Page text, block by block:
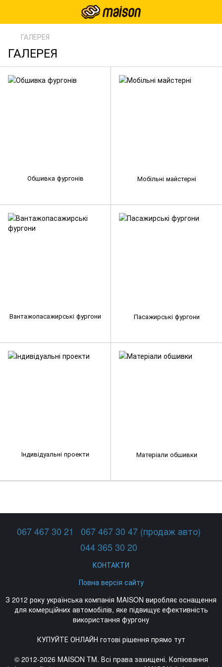
ГАЛЕРЕЯ
ГАЛЕРЕЯ
Обшивка фургонів Мобільні майстерні
Вантажопасажирські фургони Пасажирські фургони
Індивідуальні проекти Матеріали обшивки
067 467 30 21
067 467 30 47 (продаж авто)
044 365 30 20
КОНТАКТИ
Повна версія сайту
З 2012 року українська компанія MAISON виробляє оснащення
для комерційних автомобілів, яке підвищує ефективність
використання фургону
КУПУЙТЕ ОНЛАЙН готові рішення прямо тут
© 2012-2026 MAISON TM. Всі права захищені. Копіювання